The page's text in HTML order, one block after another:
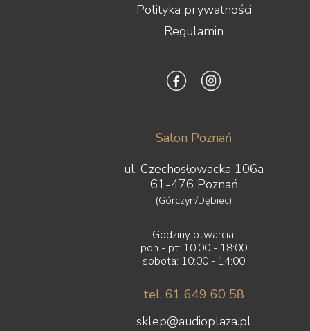
Polityka prywatności
Regulamin
Salon Poznań
ul. Czechosłowacka 106a
61-476 Poznań
(Górczyn/Dębiec)
Godziny otwarcia:
pon - pt: 10:00 - 18:00
sobota: 10:00 - 14:00
tel. 61 649 60 58
sklep@audioplaza.pl